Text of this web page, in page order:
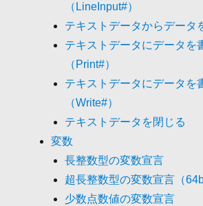
（LineInput#）
テキストデータからデータ
テキストデータにデータを
（Print#）
テキストデータにデータを
（Write#）
テキストデータを閉じる
変数
長整数型の変数宣言
超長整数型の変数宣言（
少数点数値の変数宣言